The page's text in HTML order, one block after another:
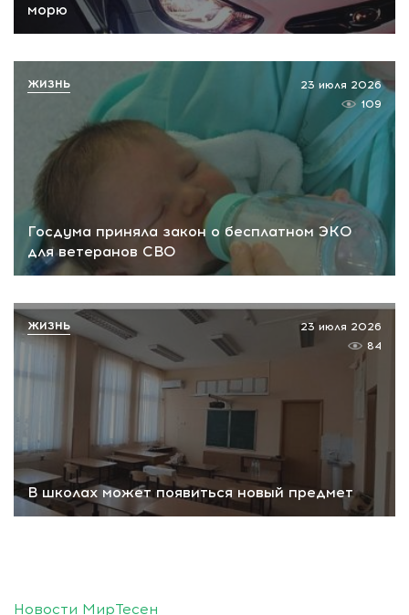
морю
Госдума приняла закон о бесплатном ЭКО
для ветеранов СВО
23 июля 2026
109
ЖИЗНЬ
В школах может появиться новый предмет
23 июля 2026
84
ЖИЗНЬ
Новости МирТесен